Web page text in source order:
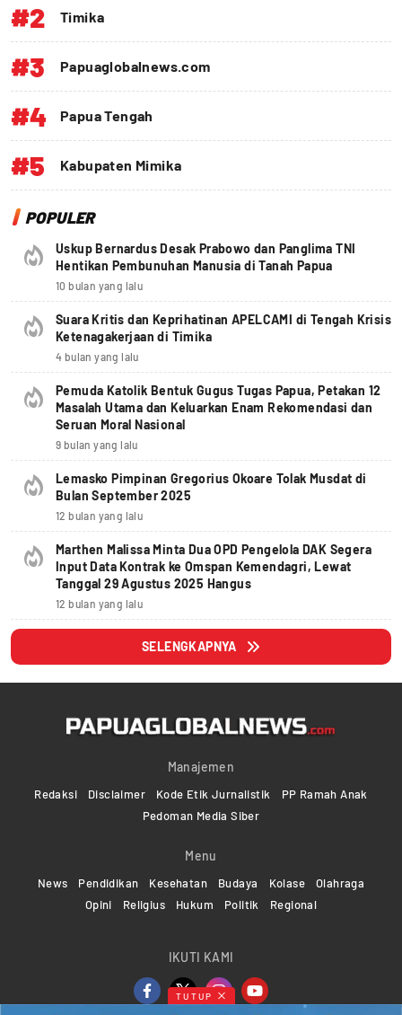
#2 Timika
#3 Papuaglobalnews.com
#4 Papua Tengah
#5 Kabupaten Mimika
POPULER
Uskup Bernardus Desak Prabowo dan Panglima TNI
Hentikan Pembunuhan Manusia di Tanah Papua
10 bulan yang lalu
Suara Kritis dan Keprihatinan APELCAMI di Tengah Krisis
Ketenagakerjaan di Timika
4 bulan yang lalu
Pemuda Katolik Bentuk Gugus Tugas Papua, Petakan 12
Masalah Utama dan Keluarkan Enam Rekomendasi dan
Seruan Moral Nasional
9 bulan yang lalu
Lemasko Pimpinan Gregorius Okoare Tolak Musdat di
Bulan September 2025
12 bulan yang lalu
Marthen Malissa Minta Dua OPD Pengelola DAK Segera
Input Data Kontrak ke Omspan Kemendagri, Lewat
Tanggal 29 Agustus 2025 Hangus
12 bulan yang lalu
SELENGKAPNYA
Manajemen
Redaksi Disclaimer Kode Etik Jurnalistik
PP Ramah Anak
Pedoman Media Siber
Menu
News Pendidikan Kesehatan Budaya Kolase
Olahraga
Opini
Religius Hukum Politik Regional
IKUTI KAMI
TUTUP